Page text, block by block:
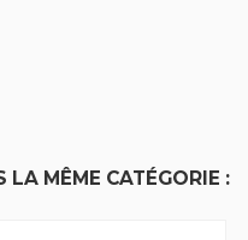
MÊME CATÉGORIE :